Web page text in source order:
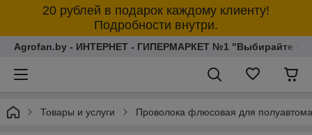
20 рублей в подарок каждому клиенту!
Подробности внутри.
Agrofan.by - ИНТЕРНЕТ - ГИПЕРМАРКЕТ №1 "Выбирайте
Товары и услуги Проволока флюсовая для